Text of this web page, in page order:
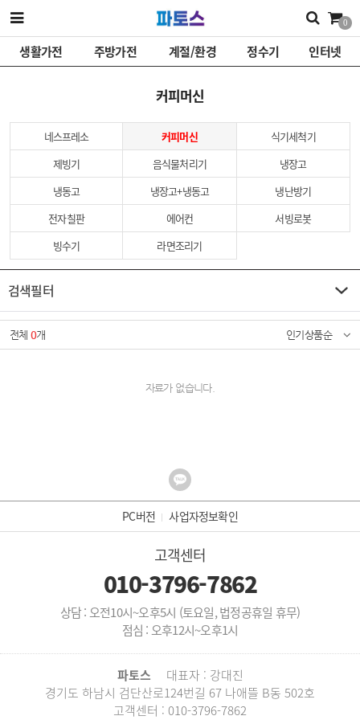
0
생활가전 주방가전 계절/환경 정수기 인터넷
커피머신
네스프레소 커피머신
식기세척기
제빙기
음식물처리기
냉장고
냉동고
냉장고+냉동고
냉난방기
전자칠판
에어컨
서빙로봇
빙수기
라면조리기
검색필터
전체0개 인기상품순
자료가 없습니다.
PC버전 사업자정보확인
고객센터
010-3796-7862
상담 : 오전10시~오후5시 (토요일, 법정공휴일 휴무)
점심 : 오후12시~오후1시
파토스
대표자 : 강대진
경기도 하남시 검단산로124번길 67 나애뜰 B동 502호
고객센터 : 010-3796-7862